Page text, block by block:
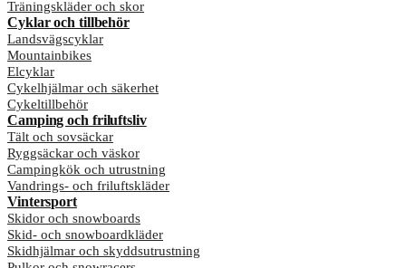
Träningskläder och skor
Cyklar och tillbehör
Landsvägscyklar
Mountainbikes
Elcyklar
Cykelhjälmar och säkerhet
Cykeltillbehör
Camping och friluftsliv
Tält och sovsäckar
Ryggsäckar och väskor
Campingkök och utrustning
Vandrings- och friluftskläder
Vintersport
Skidor och snowboards
Skid- och snowboardkläder
Skidhjälmar och skyddsutrustning